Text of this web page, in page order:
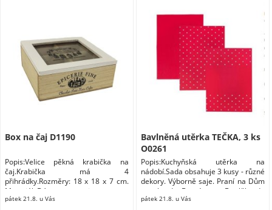
Box na čaj D1190
Popis:Velice pěkná krabička na
čaj.Krabička má 4
přihrádky.Rozměry: 18 x 18 x 7 cm.
Materiál: Dózy na potraviny
pátek 21.8. u Vás
Bavlněná utěrka TEČKA, 3 ks
O0261
Popis:Kuchyňská utěrka na
nádobí.Sada obsahuje 3 kusy - různé
dekory. Výborně saje. Praní na Dům
a zahrada Domácnost Doplňky do
kuchyně Skladování a balení
pátek 21.8. u Vás